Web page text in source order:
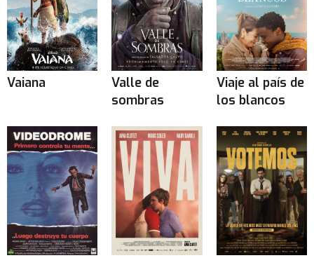
Vaiana
Valle de
sombras
Viaje al país de
los blancos